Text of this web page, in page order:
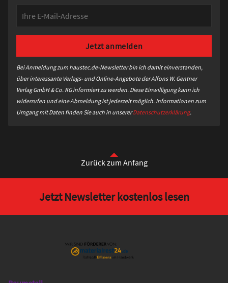
Bei Anmeldung zum haustec.de-Newsletter bin ich damit einverstanden,
über interessante Verlags- und Online-Angebote der Alfons W. Gentner
Verlag GmbH & Co. KG informiert zu werden. Diese Einwilligung kann ich
widerrufen und eine Abmeldung ist jederzeit möglich. Informationen zum
Umgang mit Daten finden Sie auch in unsererDatenschutzerklärung.
Zurück zum Anfang
Jetzt Newsletter kostenlos lesen